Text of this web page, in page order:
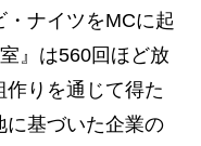
ナイツをMCに起
』は560回ほど放
りを通じて得た
に基づいた企業の